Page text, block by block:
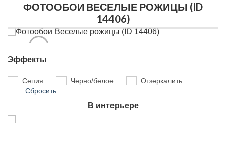
ФОТООБОИ ВЕСЕЛЫЕ РОЖИЦЫ (ID
14406)
Эффекты
Сепия Черно/белое
Отзеркалить
Сбросить
В интерьере